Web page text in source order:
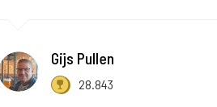
Gijs Pullen
28.843